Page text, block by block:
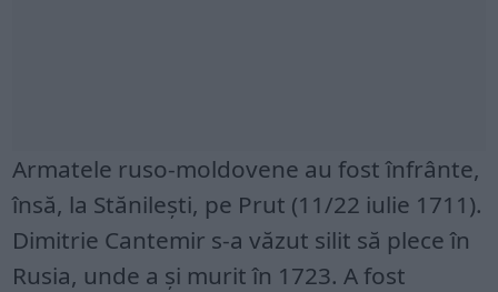
Armatele ruso-moldovene au fost înfrânte,
însă, la Stănileşti, pe Prut (11/22 iulie 1711).
Dimitrie Cantemir s-a văzut silit să plece în
Rusia, unde a şi murit în 1723. A fost